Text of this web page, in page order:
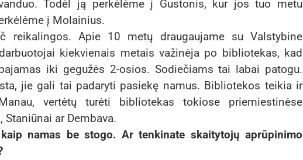
Todėl ją perkėlėme į Gustonis, kur jos tuo metu
į Molainius.
reikalingos. Apie 10 metų draugaujame su Valstybine
kiekvienais metais važinėja po bibliotekas, kad
iki gegužės 2-osios. Sodiečiams tai labai patogu.
jie gali tai padaryti pasiekę namus. Bibliotekos teikia ir
vertėtų turėti bibliotekas tokiose priemiestinėse
Staniūnai ar Dembava.
namas be stogo. Ar tenkinate skaitytojų aprūpinimo